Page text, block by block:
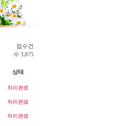
접수건
수 3,075
상태
처리완료
처리완료
처리완료